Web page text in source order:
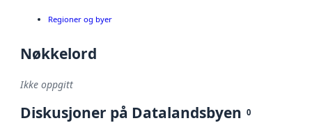
Regioner og byer
Nøkkelord
Ikke oppgitt
Diskusjoner på Datalandsbyen 0